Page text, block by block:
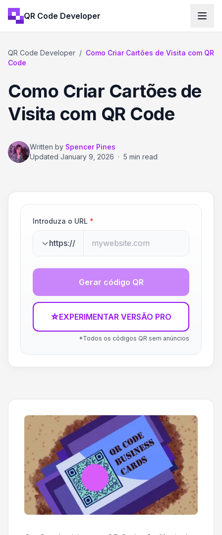
QR Code Developer
QR Code Developer / Como Criar Cartões de Visita com QR
Code
Como Criar Cartões de
Visita com QR Code
Written by Spencer Pines
Updated January 9, 2026 · 5 min read
Introduza o URL *
https://
Gerar código QR
☆EXPERIMENTAR VERSÃO PRO
*Todos os códigos QR sem anúncios